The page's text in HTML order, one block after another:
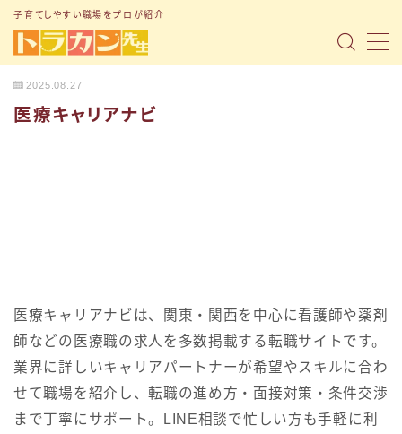
子育てしやすい職場をプロが紹介
MENU
トップページ
トラナビ（無料コミュニティ）
お問い合わせ
2025.08.27
医療キャリアナビ
医療キャリアナビは、関東・関西を中心に看護師や薬剤
師などの医療職の求人を多数掲載する転職サイトです。
業界に詳しいキャリアパートナーが希望やスキルに合わ
せて職場を紹介し、転職の進め方・面接対策・条件交渉
まで丁寧にサポート。LINE相談で忙しい方も手軽に利